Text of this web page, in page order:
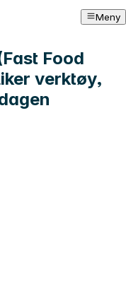
Meny
Food
verktøy,